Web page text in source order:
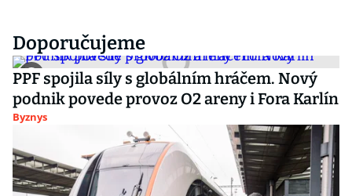
Doporučujeme
PPF spojila síly s globálním hráčem. Nový
podnik povede provoz O2 areny i Fora Karlín
Byznys